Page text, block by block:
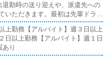
勤時の送り迎えや、派遣先への
いただきます。最初は先輩ドライ
業務の流れを覚えていただきます
心して働けます。お客様と対面で
ありません。ガソリン代・高速代
送迎業務の空き時間に、事務所
します。
上勤務【アルバイト】週３日以上
日以上勤務【アルバイト】週１日
あり